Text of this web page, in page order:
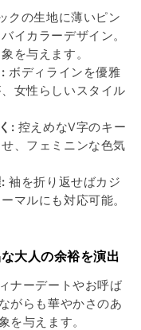
クの生地に薄いピン
イカラーデザイン。
を与えます。
ボディラインを優雅
女性らしいスタイル
: 控えめなV字のキー
、フェミニンな色気
袖を折り返せばカジ
マルにも対応可能。
大人の余裕を演出
ナーデートやお呼ば
がらも華やかさのあ
を与えます。